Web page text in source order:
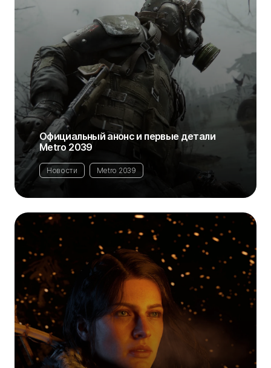
Официальный анонс и первые детали
Metro 2039
Новости Metro 2039